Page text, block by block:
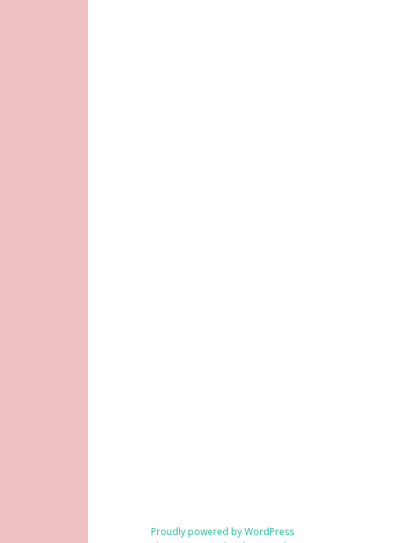
Proudly powered by WordPress